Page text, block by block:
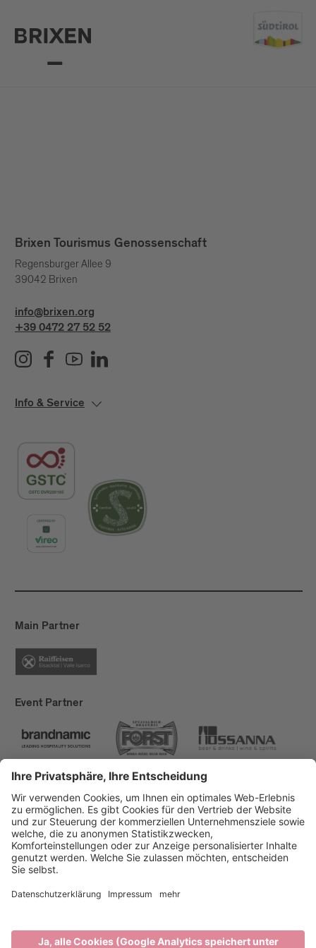
Brixen Tourismus Genossenschaft
Regensburger Allee 9
39042 Brixen
info@brixen.org
+39 0472 27 52 52
Info & Service
Main Partner
Event Partner
Brixen Tourismus
Privacy
Impressum
Förderungen
produced by